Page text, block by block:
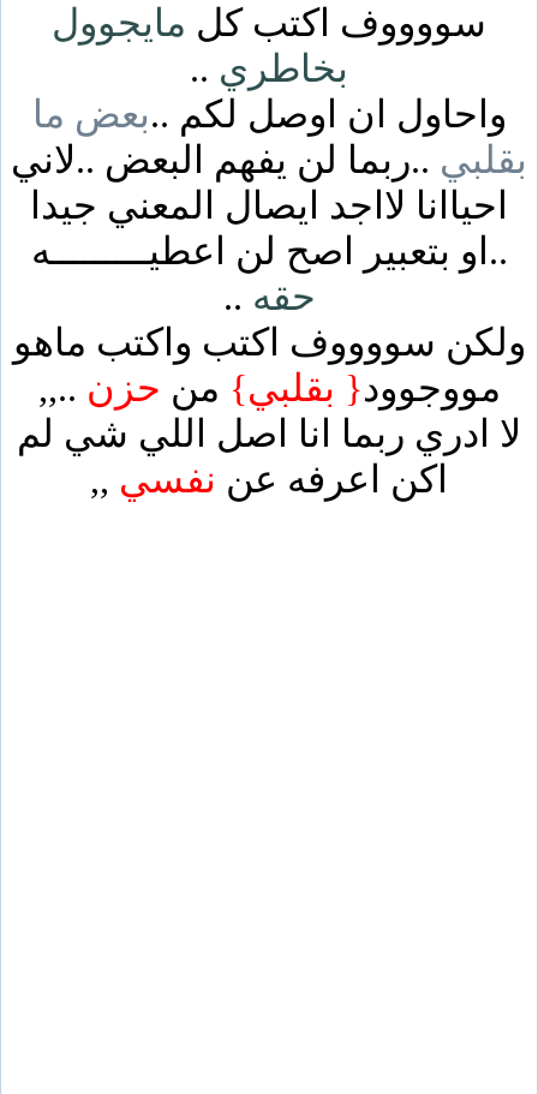
سووووف اكتب كل مايجوول
بخاطري ..
واحاول ان اوصل لكم ..بعض ما
بقلبي ..ربما لن يفهم البعض ..لاني
احياانا لااجد ايصال المعني جيدا
..او بتعبير اصح لن اعطيـــــــــه
حقه ..
ولكن سووووف اكتب واكتب ماهو
مووجوود{ بقلبي} من حزن ..,,
لا ادري ربما انا اصل اللي شي لم
اكن اعرفه عن نفسي ,,